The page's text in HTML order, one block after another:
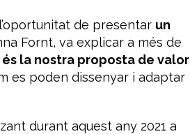
de presentar un
Fornt, va explicar a més de
la nostra proposta de valor
es poden dissenyar i adaptar
durant aquest any 2021 a